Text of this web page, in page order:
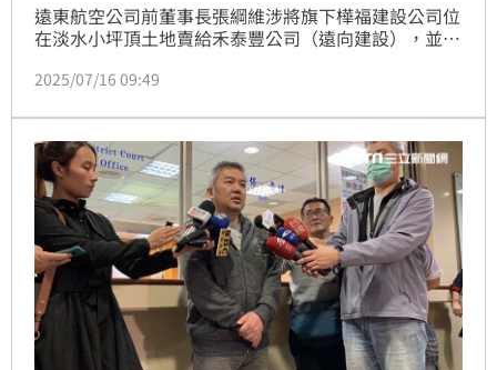
遠東航空公司前董事長張綱維涉將旗下樺福建設公司位
在淡水小坪頂土地賣給禾泰豐公司（遠向建設），並向
尾樓」，銀行於2021年間將30億元款項列為呆帳而遭
索，提訊傳喚5名被告外，張綱維也被皮訊。而他還押
北所畫面也曝光。
2025/07/16 09:49